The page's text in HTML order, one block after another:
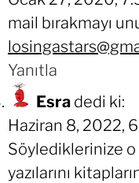
mail bırakmayı
Yanıtla
Esra dedi ki:
Haziran 8, 2022,
Söylediklerinize o
yazılarını